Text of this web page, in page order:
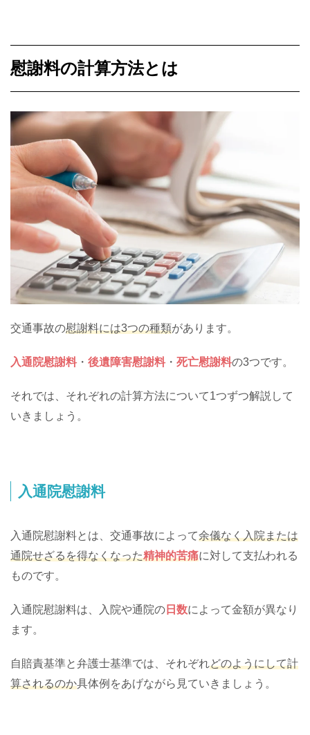
慰謝料の計算方法とは
交通事故の慰謝料には3つの種類があります。
入通院慰謝料 ・ 後遺障害慰謝料 ・ 死亡慰謝料の3つです。
それでは、それぞれの計算方法について1つずつ解説して
いきましょう。
入通院慰謝料
入通院慰謝料とは、交通事故によって余儀なく入院または
通院せざるを得なくなった精神的苦痛に対して支払われる
ものです。
入通院慰謝料は、入院や通院の 日数によって金額が異なり
ます。
自賠責基準と弁護士基準では、それぞれどのようにして計
算されるのか具体例をあげながら見ていきましょう。